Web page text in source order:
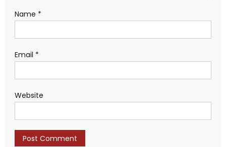
Name *
Email *
Website